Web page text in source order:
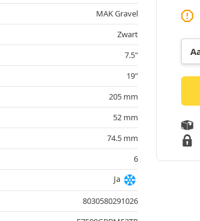
MAK Gravel
Zwart
7.5"
19"
205 mm
52 mm
74.5 mm
6
Ja
8030580291026